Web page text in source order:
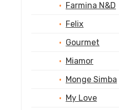
Farmina N&D
Felix
Gourmet
Miamor
Monge Simba
My Love